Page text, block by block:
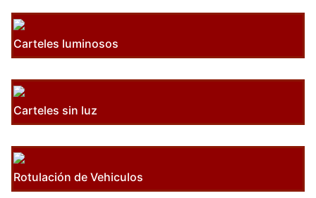
Carteles luminosos
Carteles sin luz
Rotulación de Vehiculos